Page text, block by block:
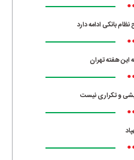
بانکی ادامه دارد
هفته تهران
و تکراری نیست